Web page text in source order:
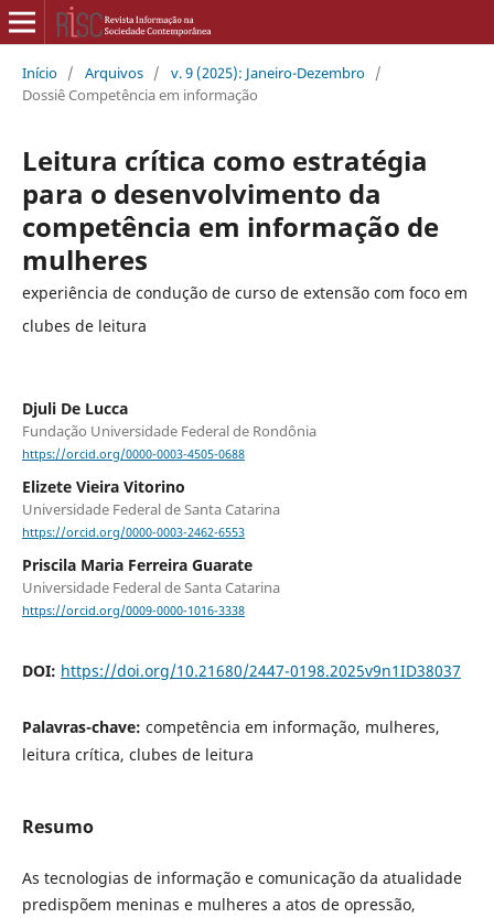
Início / Arquivos / v. 9 (2025): Janeiro-Dezembro /
Dossiê Competência em informação
Leitura crítica como estratégia
para o desenvolvimento da
competência em informação de
mulheres
experiência de condução de curso de extensão com foco em
clubes de leitura
Djuli De Lucca
Fundação Universidade Federal de Rondônia
https://orcid.org/0000-0003-4505-0688
Elizete Vieira Vitorino
Universidade Federal de Santa Catarina
https://orcid.org/0000-0003-2462-6553
Priscila Maria Ferreira Guarate
Universidade Federal de Santa Catarina
https://orcid.org/0009-0000-1016-3338
DOI: https://doi.org/10.21680/2447-0198.2025v9n1ID38037
Palavras-chave: competência em informação, mulheres,
leitura crítica, clubes de leitura
Resumo
As tecnologias de informação e comunicação da atualidade
predispõem meninas e mulheres a atos de opressão,